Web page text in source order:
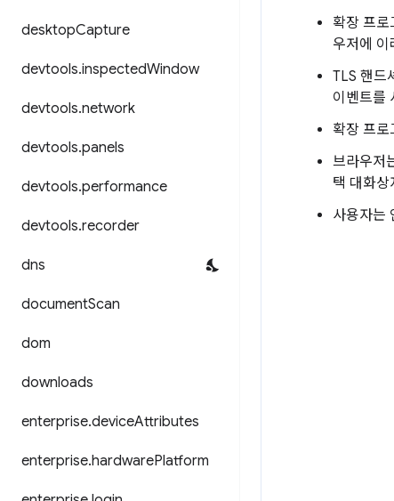
desktopCapture
devtools.inspectedWindow
devtools.network
devtools.panels
devtools.performance
devtools.recorder
dns
documentScan
dom
downloads
enterprise.deviceAttributes
enterprise.hardwarePlatform
확장 프
우저에
TLS 핸드
이벤트를
확장 프로
브라우저
택 대화
사용자는